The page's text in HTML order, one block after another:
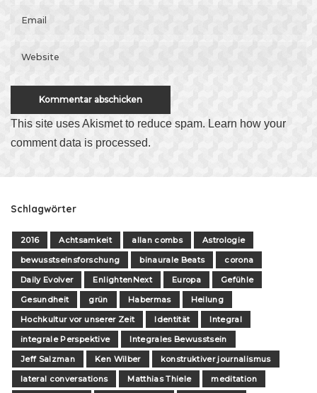
This site uses Akismet to reduce spam. Learn how your
comment data is processed.
Schlagwörter
2016 Achtsamkeit allan combs
Astrologie
bewusstseinsforschung
binaurale Beats
corona
Daily Evolver
EnlightenNext Europa
Gefühle
Gesundheit
grün Habermas
Heilung
Hochkultur vor unserer Zeit
Identität
Integral
integrale Perspektive
Integrales Bewusstsein
Jeff Salzman
Ken Wilber
konstruktiver journalismus
lateral conversations
Matthias Thiele
meditation